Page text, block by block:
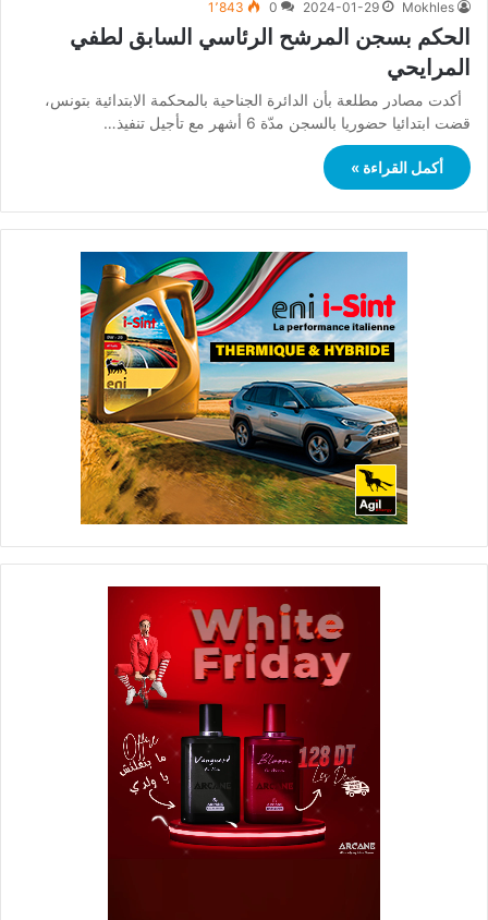
Mokhles
2024-01-29
0 1٬843
الحكم بسجن المرشح الرئاسي السابق لطفي
المرايحي
أكدت مصادر مطلعة بأن الدائرة الجناحية بالمحكمة الابتدائية بتونس،
قضت ابتدائيا حضوريا بالسجن مدّة 6 أشهر مع تأجيل تنفيذ…
أكمل القراءة »